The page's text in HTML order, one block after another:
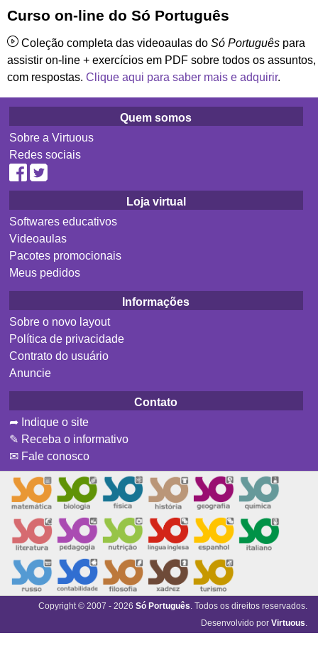
Curso on-line do Só Português
Coleção completa das videoaulas do Só Português para
assistir on-line + exercícios em PDF sobre todos os assuntos,
com respostas. Clique aqui para saber mais e adquirir.
Quem somos
Sobre a Virtuous
Redes sociais
Loja virtual
Softwares educativos
Videoaulas
Pacotes promocionais
Meus pedidos
Informações
Sobre o novo layout
Política de privacidade
Contrato do usuário
Anuncie
Contato
➦ Indique o site
✎ Receba o informativo
✉ Fale conosco
Copyright © 2007 - 2026 Só Português. Todos os direitos reservados.
Desenvolvido por Virtuous.